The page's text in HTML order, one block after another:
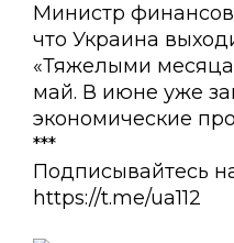
Министр
что Украина
«Тяжелыми
май. В июне уже
экономические
***
Подписывайтесь
https://t.me/ua112